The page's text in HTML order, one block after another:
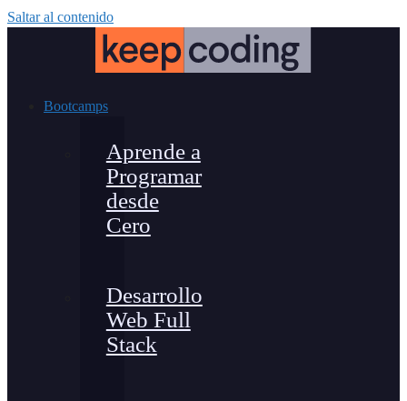
Saltar al contenido
Bootcamps
Aprende a
Programar
desde
Cero
Desarrollo
Web Full
Stack